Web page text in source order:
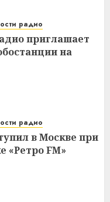
радио
приглашает
на
радио
в Москве при
«Ретро FM»